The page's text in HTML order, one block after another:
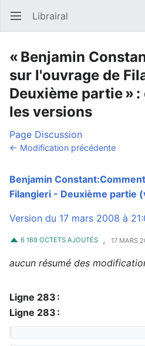
Ouvrir le menu principal Librairal
« Benjamin
sur l'ouvrage de
Deuxième partie »
les versions
Page Discussion
← Modification précédente
Benjamin
Filangieri - Deuxième partie
Version du 17 mars 2008 à
6 169 OCTETS AJOUTÉS , 17 MARS
aucun résumé des
Ligne 283 :
Ligne 283 :